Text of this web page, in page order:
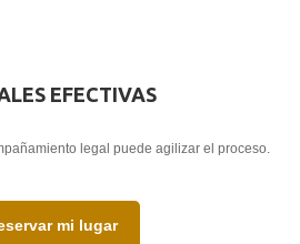
EFECTIVAS
legal puede agilizar el proceso.
mi lugar